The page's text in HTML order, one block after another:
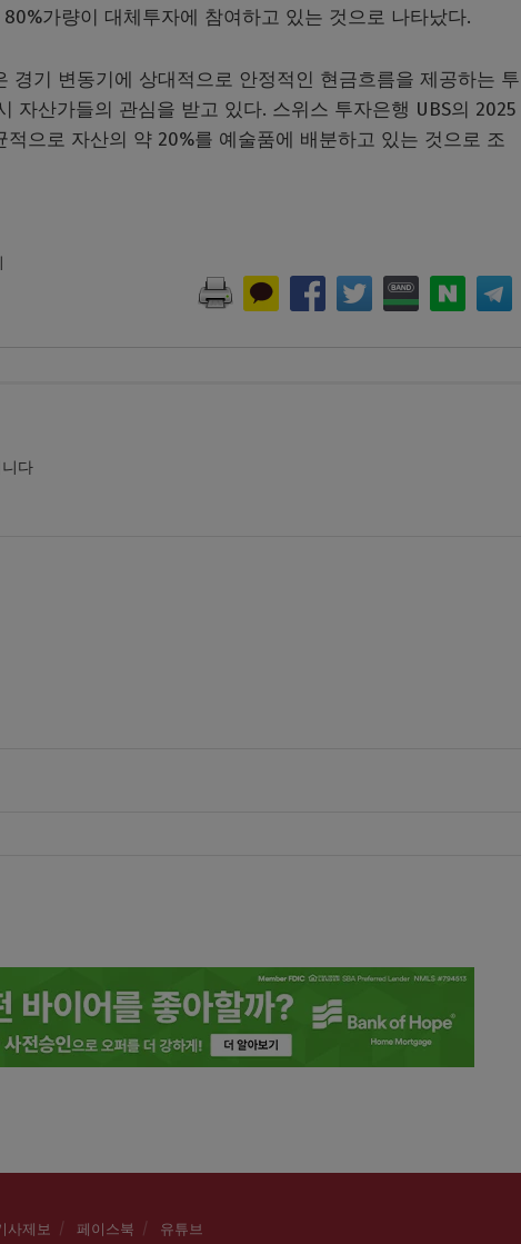
가량이 대체투자에 참여하고 있는 것으로 나타났다.
경기 변동기에 상대적으로 안정적인 현금흐름을 제공하는 투
자산가들의 관심을 받고 있다. 스위스 투자은행 UBS의 2025
으로 자산의 약 20%를 예술품에 배분하고 있는 것으로 조
다
사제보 페이스북 유튜브